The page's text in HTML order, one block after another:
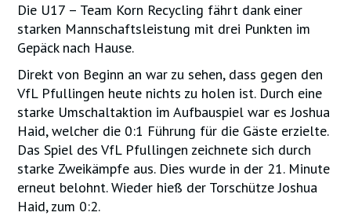
Die U17 – Team Korn Recycling fährt dank einer
starken Mannschaftsleistung mit drei Punkten im
Gepäck nach Hause.
Direkt von Beginn an war zu sehen, dass gegen den
VfL Pfullingen heute nichts zu holen ist. Durch eine
starke Umschaltaktion im Aufbauspiel war es Joshua
Haid, welcher die 0:1 Führung für die Gäste erzielte.
Das Spiel des VfL Pfullingen zeichnete sich durch
starke Zweikämpfe aus. Dies wurde in der 21. Minute
erneut belohnt. Wieder hieß der Torschütze Joshua
Haid, zum 0:2.